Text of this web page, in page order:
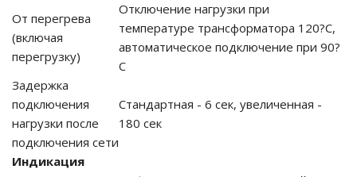
Vakio
От перегрева
(включая
перегрузку)
Отключение нагрузки при
температуре трансформатора 120?С,
автоматическое подключение при 90?
С
Задержка
подключения
нагрузки после
подключения сети
Стандартная - 6 сек, увеличенная -
180 сек
Индикация